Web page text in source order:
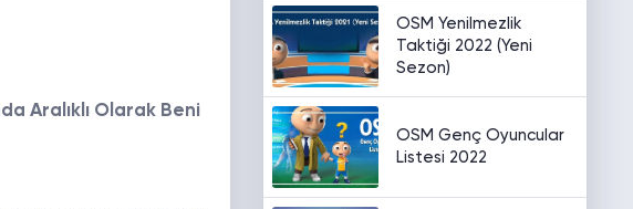
Aralıklı Olarak Beni
OSM Yenilmezlik
Taktiği 2022 (Yeni
Sezon)
OSM Genç Oyuncular
Listesi 2022